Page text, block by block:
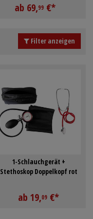
Schürzen
Mundpflege &
ab 69,99 €*
Filter anzeigen
1-Schlauchgerät +
Stethoskop Doppelkopf rot
ab 19,09 €*